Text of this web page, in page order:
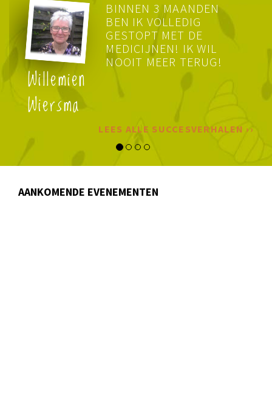
Willemien
Wiersma
BINNEN 3 MAANDEN
BEN IK VOLLEDIG
GESTOPT MET DE
MEDICIJNEN! IK WIL
NOOIT MEER TERUG!
LEES ALLE SUCCESVERHALEN ››
AANKOMENDE EVENEMENTEN